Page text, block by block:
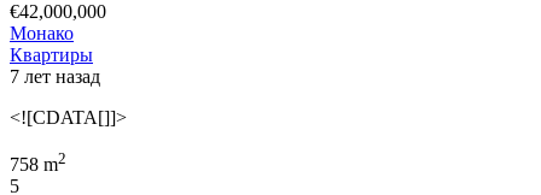
€42,000,000
Монако
Квартиры
7 лет назад
<![CDATA[]]>
758 m2
5